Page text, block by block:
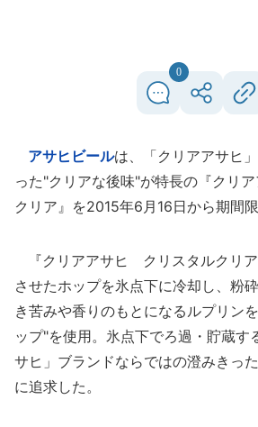
0
アサヒビールは、「クリアアサヒ
った"クリアな後味"が特長の『クリ
クリア』を2015年6月16日から期間
『クリアアサヒ クリスタルクリア
させたホップを氷点下に冷却し、粉
き苦みや香りのもとになるルプリン
ップ"を使用。氷点下でろ過・貯蔵す
サヒ」ブランドならではの澄みきっ
に追求した。